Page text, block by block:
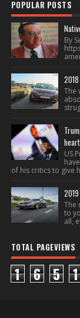
POPULAR POSTS
By
The
US
of his critics to give
The
to
all,
TOTAL PAGEVIEWS
1 6 5 1